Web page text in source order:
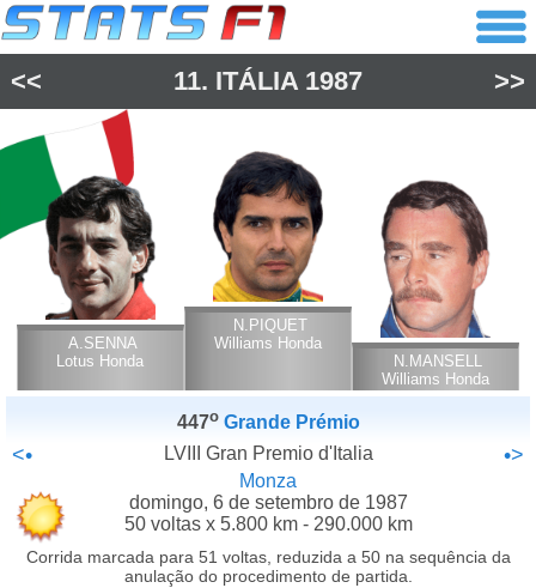
<< 11. ITÁLIA 1987 >>
A.SENNA
Lotus Honda
N.PIQUET
Williams Honda
N.MANSELL
Williams Honda
447o Grande Prémio
<• LVIII Gran Premio d'Italia •>
Monza
domingo, 6 de setembro de 1987
50 voltas x 5.800 km - 290.000 km
Corrida marcada para 51 voltas, reduzida a 50 na sequência da
anulação do procedimento de partida.